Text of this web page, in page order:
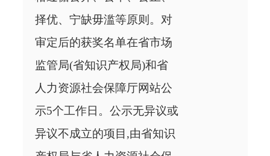
择优、宁缺毋滥等原则。对
审定后的获奖名单在省市场
监管局(省知识产权局)和省
人力资源社会保障厅网站公
示5个工作日。公示无异议或
异议不成立的项目,由省知识